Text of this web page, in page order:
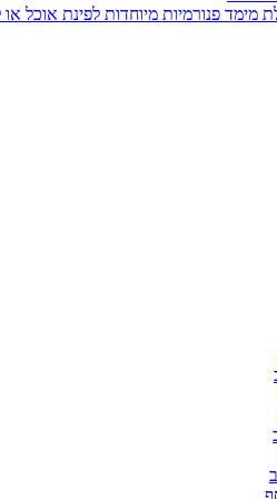
מימד פנורמיות מיוחדות לפינת אוכל או